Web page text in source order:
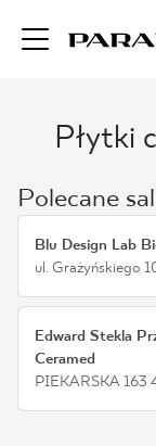
Płytki
Polecane
Blu Design Lab
ul. Grażyńskiego
Edward Stekla
Ceramed
PIEKARSKA